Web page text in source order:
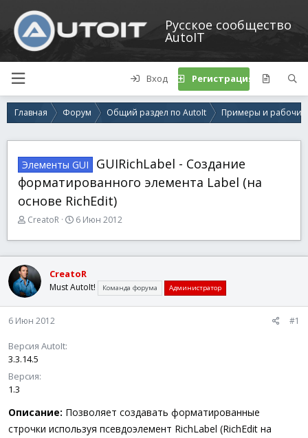
Русское сообщество
AutoIT
Вход Регистрация
Главная Форум Общий раздел по AutoIt Примеры и рабочие
Элементы GUI
GUIRichLabel - Создание
форматированного элемента Label (на
основе RichEdit)
А
т
о
р
т
е
м
ы
CreatoR
Д
т
а
а
ч
а
6 Июн 2012
CreatoR
Must AutoIt! Команда форума Администратор
6 Июн 2012 #1
Версия AutoIt
3.3.14.5
Версия
1.3
Описание: Позволяет создавать форматированные
строчки используя псевдоэлемент RichLabel (RichEdit на